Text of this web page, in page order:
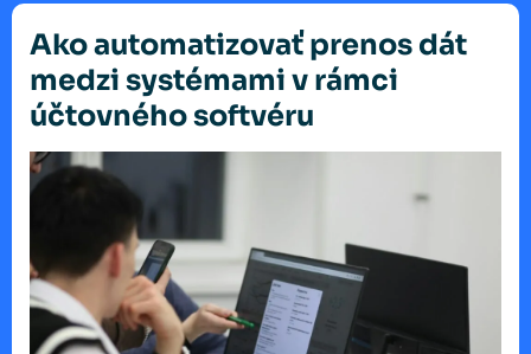
Ako automatizovať prenos dát
medzi systémami v rámci
účtovného softvéru